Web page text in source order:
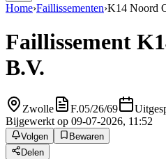
Home›Faillissementen›K14 Noord
Faillissement
B.V.
Zwolle F.05/26/69
Bijgewerkt op 09-07-2026, 11:52
Volgen
Bewaren
Delen